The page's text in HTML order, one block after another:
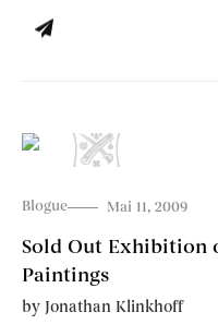
Blogue Mai 11, 2009
Sold Out Exhibition
Paintings
by Jonathan Klinkhoff